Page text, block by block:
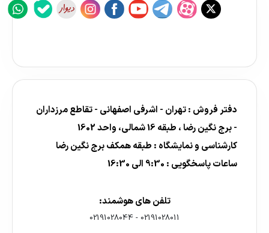
دفتر فروش : تهران - اشرفی اصفهانی - تقاطع مرزداران
- برج نگین رضا ، طبقه 16 شمالی، واحد 1602
کارشناسی و نمایشگاه : طبقه همکف برج نگین رضا
ساعات پاسخگویی : 9:30 الی 16:30
تلفن های هوشمند:
02191028011
-
02191028044